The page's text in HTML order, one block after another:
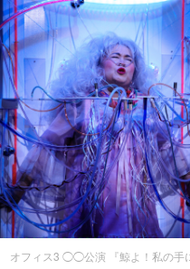
オフィス3 ◯◯公演 『鯨よ！私の手